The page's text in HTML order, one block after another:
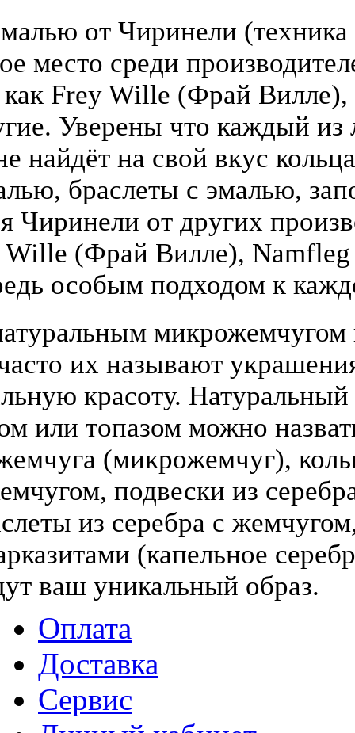
от Чиринели (техника
место среди
Frey Wille (Фрай
Уверены что каждый
найдёт на свой вкус
браслеты с эмалью,
Чиринели от других
Wille (Фрай Вилле),
особым подходом к
микрожемчугом
их называют
красоту.
или топазом можно
(микрожемчуг),
подвески из
из серебра с
(капельное
ваш уникальный образ.
Оплата
Доставка
Сервис